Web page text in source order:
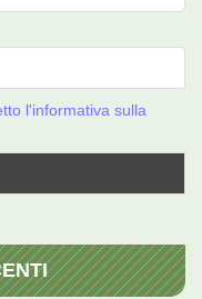
l'informativa sulla